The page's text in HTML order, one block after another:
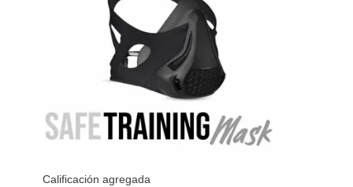
Calificación agregada